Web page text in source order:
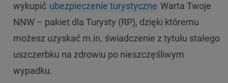
wykupić ubezpieczenie turystyczne Warta Twoje
NNW – pakiet dla Turysty (RP), dzięki któremu
możesz uzyskać m.in. świadczenie z tytułu stałego
uszczerbku na zdrowiu po nieszczęśliwym
wypadku.